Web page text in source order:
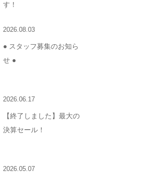
す！
2026.08.03
● スタッフ募集のお知ら
せ ●
2026.06.17
【終了しました】最大の
決算セール！
2026.05.07